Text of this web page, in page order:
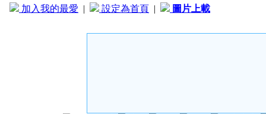
加入我的最愛 | 設定為首頁 | 圖片上載